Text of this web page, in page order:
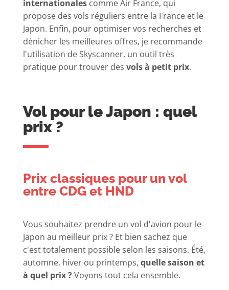
internationalescomme Air France, qui
propose des vols réguliers entre la France et le
Japon. Enfin, pour optimiser vos recherches et
dénicher les meilleures offres, je recommande
l'utilisation de Skyscanner, un outil très
pratique pour trouver des vols à petit prix.
Vol pour le Japon : quel
prix ?
Prix classiques pour un vol
entre CDG et HND
Vous souhaitez prendre un vol d'avion pour le
Japon au meilleur prix ? Et bien sachez que
c'est totalement possible selon les saisons. Été,
automne, hiver ou printemps, quelle saison et
à quel prix ?Voyons tout cela ensemble.